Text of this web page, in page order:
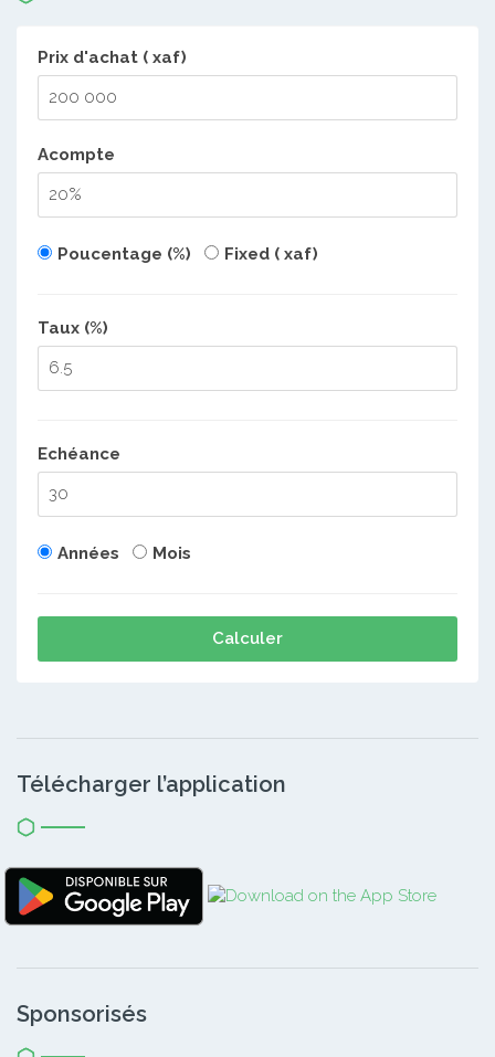
Prix d'achat ( xaf)
Acompte
Poucentage (%) Fixed ( xaf)
Taux (%)
Echéance
Années Mois
Calculer
Télécharger l’application
Sponsorisés